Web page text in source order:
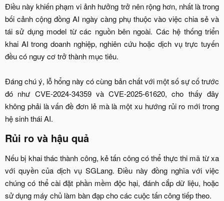
Điều này khiến phạm vi ảnh hưởng trở nên rộng hơn, nhất là trong
bối cảnh cộng đồng AI ngày càng phụ thuộc vào việc chia sẻ và
tái sử dụng model từ các nguồn bên ngoài. Các hệ thống triển
khai AI trong doanh nghiệp, nghiên cứu hoặc dịch vụ trực tuyến
đều có nguy cơ trở thành mục tiêu.
Đáng chú ý, lỗ hổng này có cùng bản chất với một số sự cố trước
đó như CVE-2024-34359 và CVE-2025-61620, cho thấy đây
không phải là vấn đề đơn lẻ mà là một xu hướng rủi ro mới trong
hệ sinh thái AI.​
Rủi ro và hậu quả​
Nếu bị khai thác thành công, kẻ tấn công có thể thực thi mã từ xa
với quyền của dịch vụ SGLang. Điều này đồng nghĩa với việc
chúng có thể cài đặt phần mềm độc hại, đánh cắp dữ liệu, hoặc
sử dụng máy chủ làm bàn đạp cho các cuộc tấn công tiếp theo.